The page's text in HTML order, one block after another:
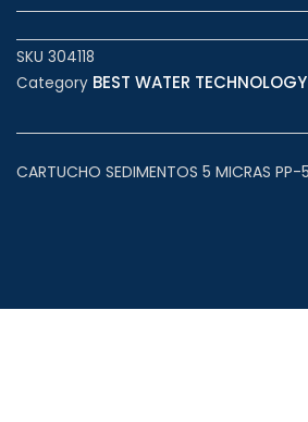
SKU 304118
Category BEST WATER
CARTUCHO SEDIMENTOS 5 MICRAS PP-5